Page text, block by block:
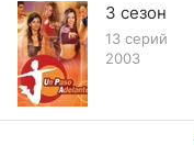
3 сезон
13 серий
2003